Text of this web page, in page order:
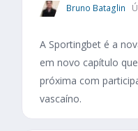
Bruno Bataglin
A Sportingbet é a
em novo capítulo
próxima com
vascaíno.